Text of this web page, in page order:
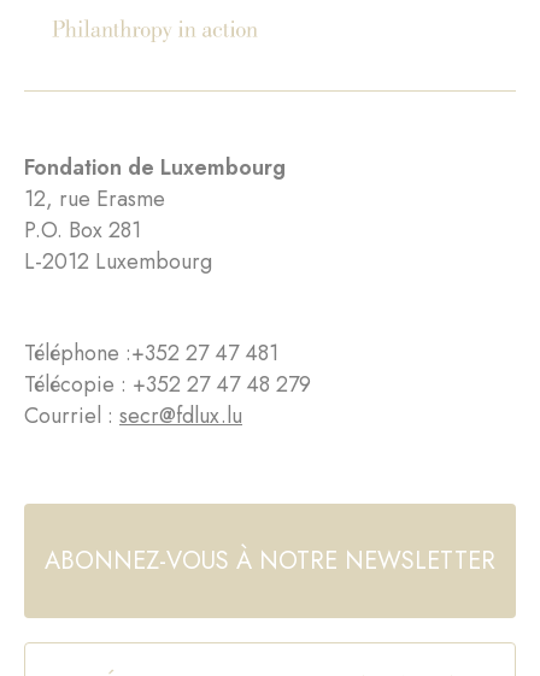
Fondation de Luxembourg
12, rue Erasme
P.O. Box 281
L-2012 Luxembourg
Téléphone :+352 27 47 481
Télécopie : +352 27 47 48 279
Courriel : secr@fdlux.lu
ABONNEZ-VOUS À NOTRE NEWSLETTER